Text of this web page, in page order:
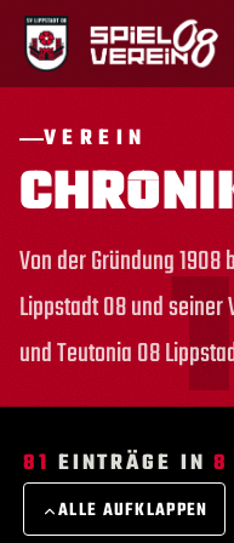
VEREIN
Von der Gründung 1908
Lippstadt 08 und
und Teutonia 08
81 EINTRÄGE IN8
ALLE AUFKLAPPEN